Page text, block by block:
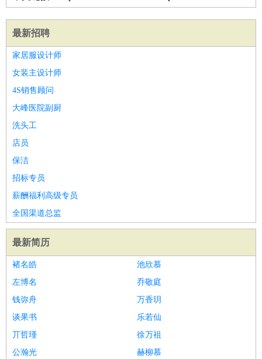
最新招聘
家居服设计师
女装主设计师
4S销售顾问
大峰医院副厨
洗头工
店员
保洁
招标专员
薪酬福利高级专员
全国渠道总监
最新简历
褚名皓
池欣慕
左博名
乔敬庭
钱弥舟
万香玥
谈果书
乐若仙
丌哲瑾
徐万祖
公瀚光
赫柳慕